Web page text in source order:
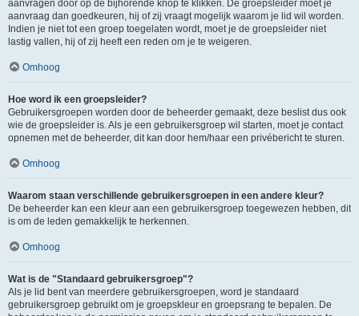
aanvragen door op de bijhorende knop te klikken. De groepsleider moet je
aanvraag dan goedkeuren, hij of zij vraagt mogelijk waarom je lid wil worden.
Indien je niet tot een groep toegelaten wordt, moet je de groepsleider niet
lastig vallen, hij of zij heeft een reden om je te weigeren.
Omhoog
Hoe word ik een groepsleider?
Gebruikersgroepen worden door de beheerder gemaakt, deze beslist dus ook
wie de groepsleider is. Als je een gebruikersgroep wil starten, moet je contact
opnemen met de beheerder, dit kan door hem/haar een privébericht te sturen.
Omhoog
Waarom staan verschillende gebruikersgroepen in een andere kleur?
De beheerder kan een kleur aan een gebruikersgroep toegewezen hebben, dit
is om de leden gemakkelijk te herkennen.
Omhoog
Wat is de "Standaard gebruikersgroep"?
Als je lid bent van meerdere gebruikersgroepen, word je standaard
gebruikersgroep gebruikt om je groepskleur en groepsrang te bepalen. De